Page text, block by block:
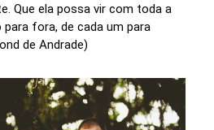
Que ela possa vir com toda a
fora, de cada um para
de Andrade)